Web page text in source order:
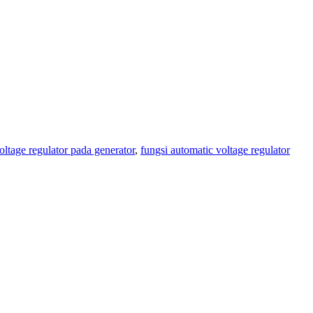
regulator pada generator, fungsi automatic voltage regulator